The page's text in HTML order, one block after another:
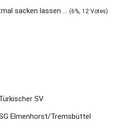
sacken lassen … (6%, 12 Votes)
SV
Elmenhorst/Tremsbüttel